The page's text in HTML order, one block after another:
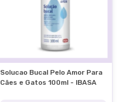
Solucao Bucal Pelo Amor Para
Cães e Gatos 100ml - IBASA